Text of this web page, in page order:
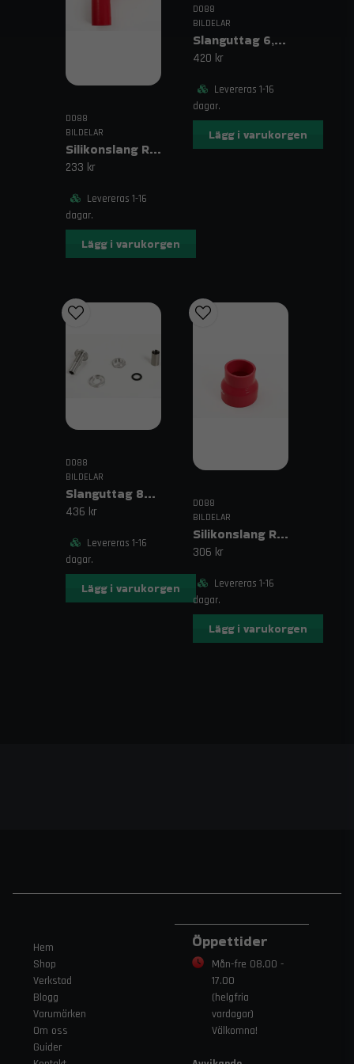
silikonslangar BMW E34, kylsystem slangar, svarta
kylarslangar
DO88
BILDELAR
Silikonslang Röd 90° 2" (51mm)
233 kr
Levereras 1-16
dagar.
Lägg i varukorgen
DO88
BILDELAR
Slanguttag 6,3mm (1/4")
420 kr
Levereras 1-16
dagar.
Lägg i varukorgen
DO88
BILDELAR
Slanguttag 8mm (5/16")
436 kr
Levereras 1-16
dagar.
Lägg i varukorgen
DO88
BILDELAR
Silikonslang Röd 3–4" (76–102mm)
306 kr
Levereras 1-16
dagar.
Lägg i varukorgen
Hem
Shop
Verkstad
Blogg
Varumärken
Om oss
Guider
Öppettider
Mån-fre 08.00 -
17.00
(helgfria
vardagar)
Välkomna!